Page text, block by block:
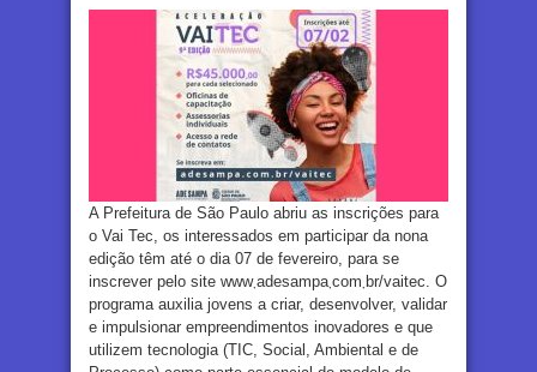
A Prefeitura de São Paulo abriu as inscrições para
o Vai Tec, os interessados em participar da nona
edição têm até o dia 07 de fevereiro, para se
inscrever pelo site www܂adesampa܂com܂br/vaitec. O
programa auxilia jovens a criar, desenvolver, validar
e impulsionar empreendimentos inovadores e que
utilizem tecnologia (TIC, Social, Ambiental e de